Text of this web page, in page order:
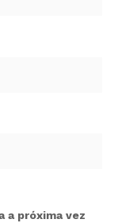
a próxima vez